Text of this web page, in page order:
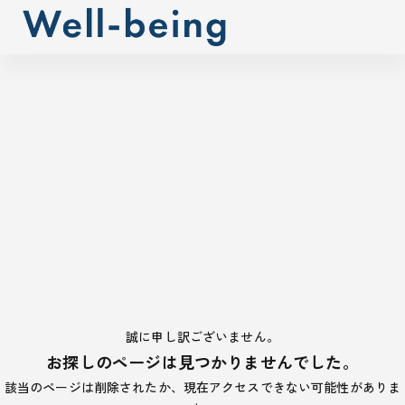
誠に申し訳ございません。
お探しのページは見つかりませんでした。
該当のページは削除されたか、現在アクセスできない可能性がありま